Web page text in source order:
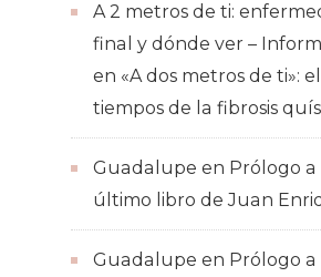
A 2 metros de ti:
final y dónde ver –
en «A dos metros de ti»:
tiempos de la fibrosis
Guadalupe en Prólogo a
último libro de Juan
Guadalupe en Prólogo a